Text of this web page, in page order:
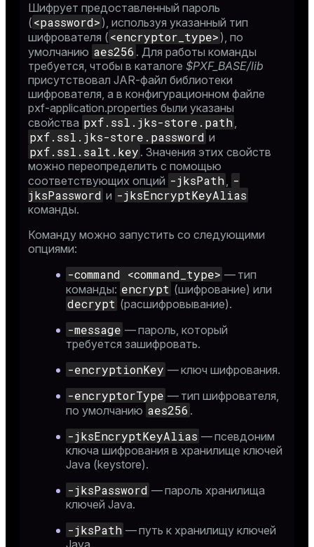
Шифрует предоставленный пароль
( <password> ), используя указанный тип
шифрователя ( <encryptor_type> ), по
умолчанию aes256 . Для работы команды
требуется, чтобы в каталоге $PXF_BASE/lib
присутствовал JAR-файл библиотеки
шифрователя, а в конфигурационном файле
pxf-application.properties были указаны
свойства pxf.ssl.jks-store.path,
pxf.ssl.jks-store.password и
pxf.ssl.salt.key . Значения этих свойств
можно переопределить с помощью
соответствующих опций -jksPath, -
jksPassword и -jksEncryptKeyAlias
команды.
Команду можно запустить со следующими
опциями:
-command <command_type> — тип
команды: encrypt (шифрование) или
decrypt (расшифровывание).
-message — пароль, который
требуется зашифровать.
-encryptionKey — ключ шифрования.
-encryptorType — тип шифрователя,
по умолчанию aes256 .
-jksEncryptKeyAlias — псевдоним
ключа шифрования в хранилище ключей
Java (keystore).
-jksPassword — пароль хранилища
ключей Java.
-jksPath — путь к хранилищу ключей
Java.